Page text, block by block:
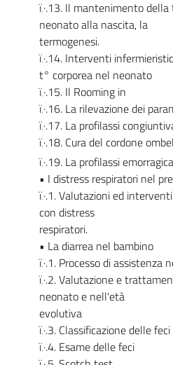
ï‚·.13. Il mantenimento
neonato alla nascita, la
termogenesi.
ï‚·.14. Interventi
t° corporea nel neonato
ï‚·.15. Il Rooming in
ï‚·.16. La rilevazione dei
ï‚·.17. La profilassi
ï‚·.18. Cura del cordone
ï‚·.19. La profilassi emorragica
• I distress respiratori nel
ï‚·.1. Valutazioni ed
con distress
respiratori.
• La diarrea nel bambino
ï‚·.1. Processo di assistenza
ï‚·.2. Valutazione e
neonato e nell'età
evolutiva
ï‚·.3. Classificazione delle
ï‚·.4. Esame delle feci